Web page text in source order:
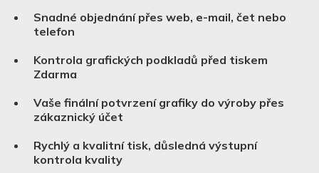
Snadné objednání přes web, e-mail, čet nebo
telefon
Kontrola grafických podkladů před tiskem
Zdarma
Vaše finální potvrzení grafiky do výroby přes
zákaznický účet
Rychlý a kvalitní tisk, důsledná výstupní
kontrola kvality